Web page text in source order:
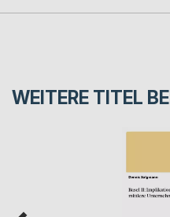
WEITERE TITEL BEI